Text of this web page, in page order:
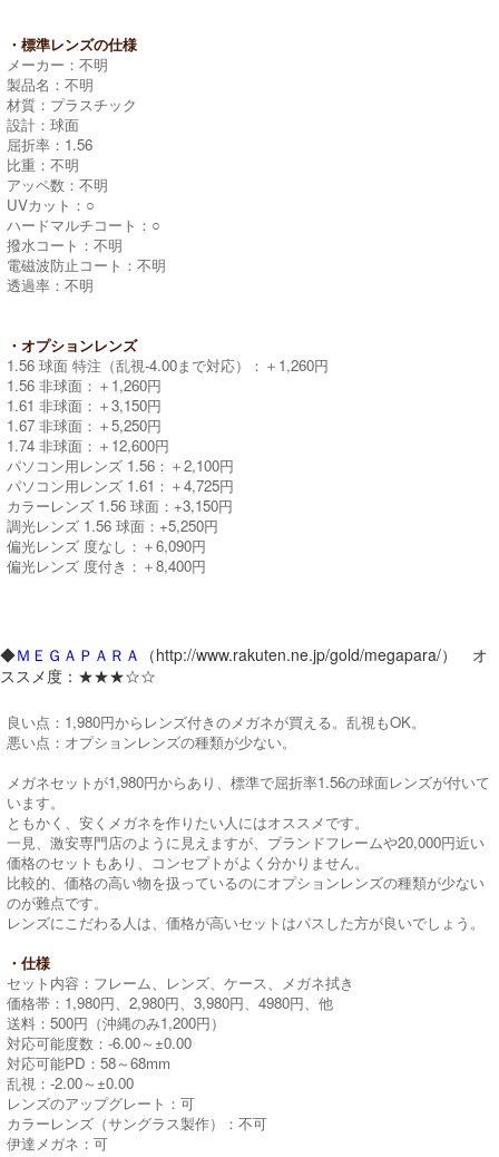
・標準レンズの仕様
メーカー：不明
製品名：不明
材質：プラスチック
設計：球面
屈折率：1.56
比重：不明
アッペ数：不明
UVカット：○
ハードマルチコート：○
撥水コート：不明
電磁波防止コート：不明
透過率：不明
・オプションレンズ
1.56 球面 特注（乱視-4.00まで対応）：＋1,260円
1.56 非球面：＋1,260円
1.61 非球面：＋3,150円
1.67 非球面：＋5,250円
1.74 非球面：＋12,600円
パソコン用レンズ 1.56：＋2,100円
パソコン用レンズ 1.61：＋4,725円
カラーレンズ 1.56 球面：+3,150円
調光レンズ 1.56 球面：+5,250円
偏光レンズ 度なし：＋6,090円
偏光レンズ 度付き：＋8,400円
◆ＭＥＧＡＰＡＲＡ （http://www.rakuten.ne.jp/gold/megapara/） オ
ススメ度：★★★☆☆
良い点：1,980円からレンズ付きのメガネが買える。乱視もOK。
悪い点：オプションレンズの種類が少ない。
メガネセットが1,980円からあり、標準で屈折率1.56の球面レンズが付いて
います。
ともかく、安くメガネを作りたい人にはオススメです。
一見、激安専門店のように見えますが、ブランドフレームや20,000円近い
価格のセットもあり、コンセプトがよく分かりません。
比較的、価格の高い物を扱っているのにオプションレンズの種類が少ない
のが難点です。
レンズにこだわる人は、価格が高いセットはパスした方が良いでしょう。
・仕様
セット内容：フレーム、レンズ、ケース、メガネ拭き
価格帯：1,980円、2,980円、3,980円、4980円、他
送料：500円（沖縄のみ1,200円）
対応可能度数：-6.00～±0.00
対応可能PD：58～68mm
乱視：-2.00～±0.00
レンズのアップグレート：可
カラーレンズ（サングラス製作）：不可
伊達メガネ：可